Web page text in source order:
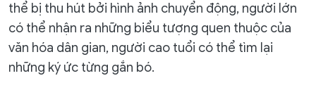
thể bị thu hút bởi hình ảnh chuyển động, người lớn
có thể nhận ra những biểu tượng quen thuộc của
văn hóa dân gian, người cao tuổi có thể tìm lại
những ký ức từng gắn bó.